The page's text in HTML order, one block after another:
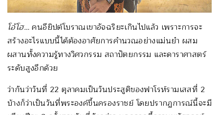
โอ้โฮ…คนอียิปต์โบราณเขาอัจฉริยะเกินไปแล้ว เพราะการจะ
สร้างอะไรแบบนี้ได้ต้องอาศัยการคำนวณอย่างแม่นยำ ผสม
ผสานทั้งความรู้ทางวิศวกรรม สถาปัตยกรรม และดาราศาสตร์
ระดับสูงอีกด้วย
ว่ากันว่าวันที่ 22 ตุลาคมเป็นวันประสูติของฟาโรห์รามเสสที่ 2
บ้างก็ว่าเป็นวันที่พระองค์ขึ้นครองราชย์ โดยปรากฏการณ์นี้จะมี